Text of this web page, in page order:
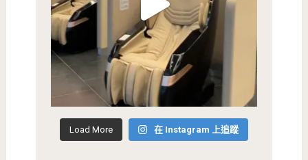
Load More 在 Instagram 上追蹤